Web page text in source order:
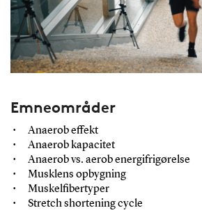
Emneområder
Anaerob effekt
Anaerob kapacitet
Anaerob vs. aerob energifrigørelse
Musklens opbygning
Muskelfibertyper
Stretch shortening cycle